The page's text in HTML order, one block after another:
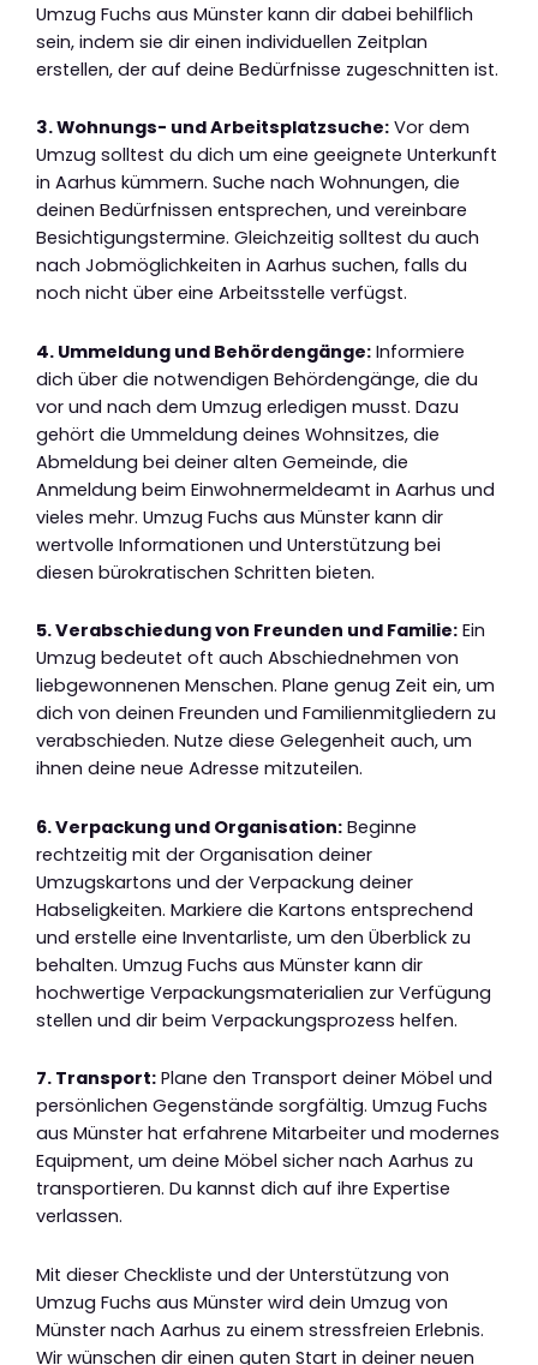
Umzug Fuchs aus Münster kann dir dabei behilflich
sein, indem sie dir einen individuellen Zeitplan
erstellen, der auf deine Bedürfnisse zugeschnitten ist.
3. Wohnungs- und Arbeitsplatzsuche: Vor dem
Umzug solltest du dich um eine geeignete Unterkunft
in Aarhus kümmern. Suche nach Wohnungen, die
deinen Bedürfnissen entsprechen, und vereinbare
Besichtigungstermine. Gleichzeitig solltest du auch
nach Jobmöglichkeiten in Aarhus suchen, falls du
noch nicht über eine Arbeitsstelle verfügst.
4. Ummeldung und Behördengänge: Informiere
dich über die notwendigen Behördengänge, die du
vor und nach dem Umzug erledigen musst. Dazu
gehört die Ummeldung deines Wohnsitzes, die
Abmeldung bei deiner alten Gemeinde, die
Anmeldung beim Einwohnermeldeamt in Aarhus und
vieles mehr. Umzug Fuchs aus Münster kann dir
wertvolle Informationen und Unterstützung bei
diesen bürokratischen Schritten bieten.
5. Verabschiedung von Freunden und Familie: Ein
Umzug bedeutet oft auch Abschiednehmen von
liebgewonnenen Menschen. Plane genug Zeit ein, um
dich von deinen Freunden und Familienmitgliedern zu
verabschieden. Nutze diese Gelegenheit auch, um
ihnen deine neue Adresse mitzuteilen.
6. Verpackung und Organisation: Beginne
rechtzeitig mit der Organisation deiner
Umzugskartons und der Verpackung deiner
Habseligkeiten. Markiere die Kartons entsprechend
und erstelle eine Inventarliste, um den Überblick zu
behalten. Umzug Fuchs aus Münster kann dir
hochwertige Verpackungsmaterialien zur Verfügung
stellen und dir beim Verpackungsprozess helfen.
7. Transport: Plane den Transport deiner Möbel und
persönlichen Gegenstände sorgfältig. Umzug Fuchs
aus Münster hat erfahrene Mitarbeiter und modernes
Equipment, um deine Möbel sicher nach Aarhus zu
transportieren. Du kannst dich auf ihre Expertise
verlassen.
Mit dieser Checkliste und der Unterstützung von
Umzug Fuchs aus Münster wird dein Umzug von
Münster nach Aarhus zu einem stressfreien Erlebnis.
Wir wünschen dir einen guten Start in deiner neuen